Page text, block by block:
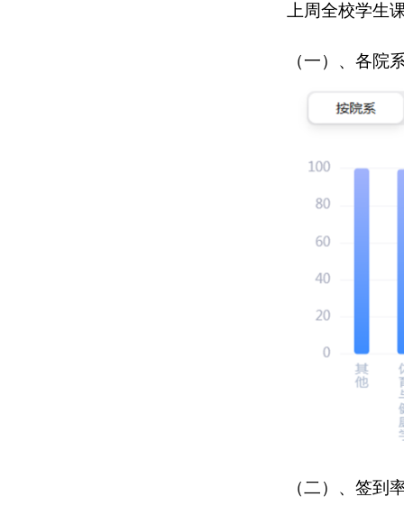
上周全校学生
（一）、各院
（二）、签到